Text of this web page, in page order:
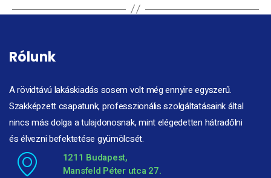
Rólunk
A rövidtávú lakáskiadás sosem volt még ennyire egyszerű.
Szakképzett csapatunk, professzionális szolgáltatásaink által
nincs más dolga a tulajdonosnak, mint elégedetten hátradőlni
és élvezni befektetése gyümölcsét.
1211 Budapest,
Mansfeld Péter utca 27.